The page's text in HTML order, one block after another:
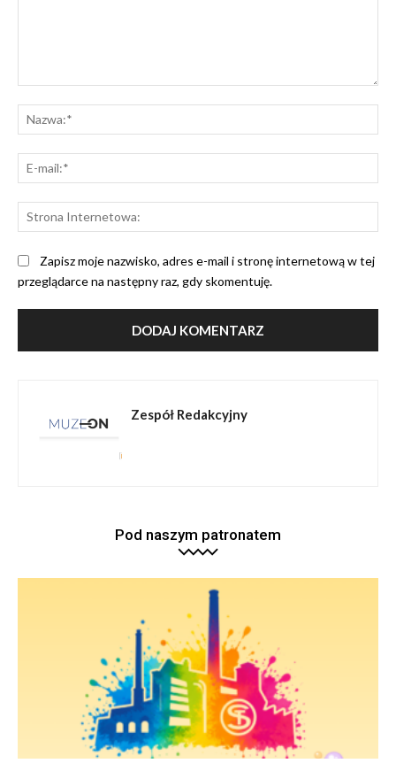
Zapisz moje nazwisko, adres e-mail i stronę internetową w tej
przeglądarce na następny raz, gdy skomentuję.
Zespół Redakcyjny
Pod naszym patronatem